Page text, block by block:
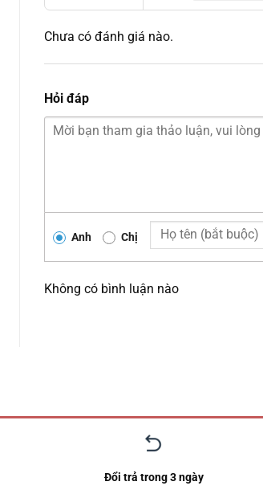
Chưa có đánh giá nào.
Hỏi đáp
Anh Chị
Không có bình luận nào
Đổi trả trong 3 ngày